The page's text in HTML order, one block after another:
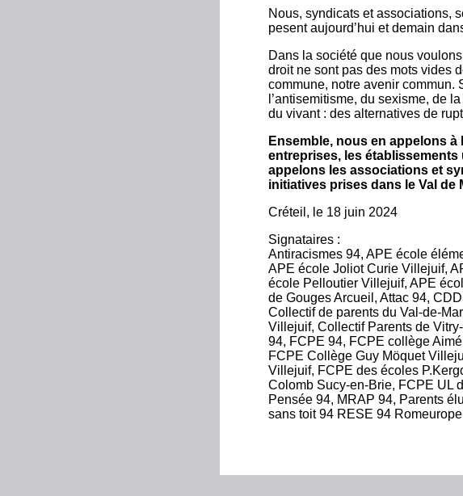
Nous, syndicats et associations,
pesent aujourd’hui et demain
Dans la société que nous
droit ne sont pas des mots vides
commune, notre avenir commun.
l’antisemitisme, du sexisme, de
du vivant : des alternatives de
Ensemble, nous en appelons
entreprises, les
appelons les associations et
initiatives prises dans le Val de
Créteil, le 18 juin 2024
Signataires :
Antiracismes 94, APE école
APE école Joliot Curie Villejuif,
école Pelloutier Villejuif, APE
de Gouges Arcueil, Attac 94,
Collectif de parents du Val-de-
Villejuif, Collectif Parents de
94, FCPE 94, FCPE collège
FCPE Collège Guy Möquet
Villejuif, FCPE des écoles
Colomb Sucy-en-Brie, FCPE UL
Pensée 94, MRAP 94, Parents
sans toit 94 RESE 94